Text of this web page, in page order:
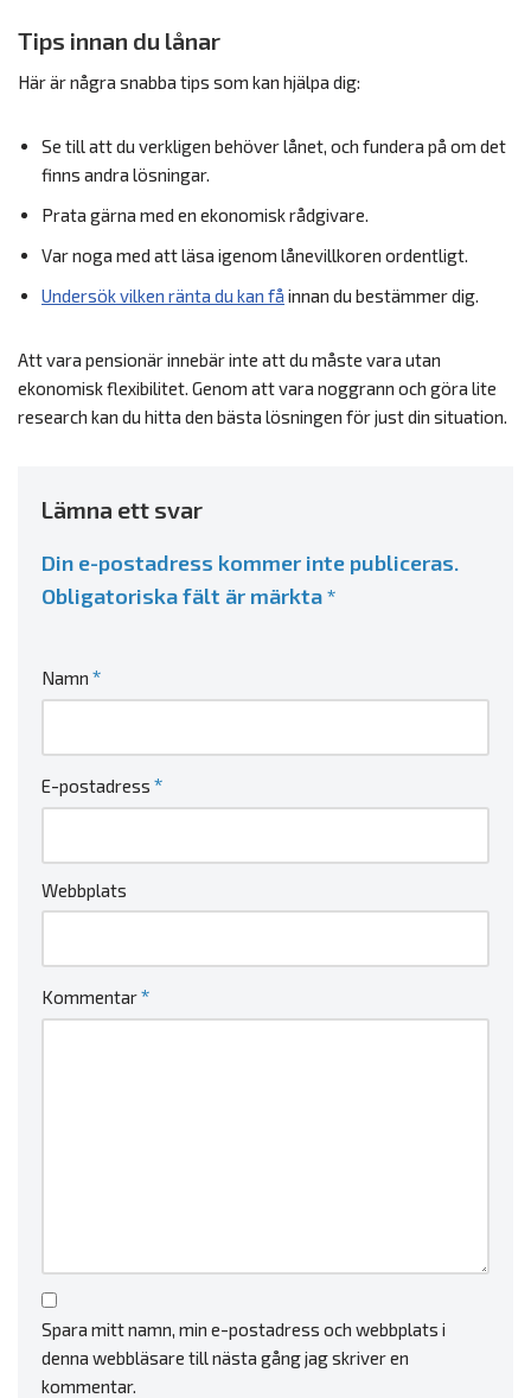
Tips innan du lånar
Här är några snabba tips som kan hjälpa dig:
Se till att du verkligen behöver lånet, och fundera på om det
finns andra lösningar.
Prata gärna med en ekonomisk rådgivare.
Var noga med att läsa igenom lånevillkoren ordentligt.
Undersök vilken ränta du kan få innan du bestämmer dig.
Att vara pensionär innebär inte att du måste vara utan
ekonomisk flexibilitet. Genom att vara noggrann och göra lite
research kan du hitta den bästa lösningen för just din situation.
Lämna ett svar
Din e-postadress kommer inte publiceras.
Obligatoriska fält är märkta*
Namn *
E-postadress *
Webbplats
Kommentar*
Spara mitt namn, min e-postadress och webbplats i
denna webbläsare till nästa gång jag skriver en
kommentar.